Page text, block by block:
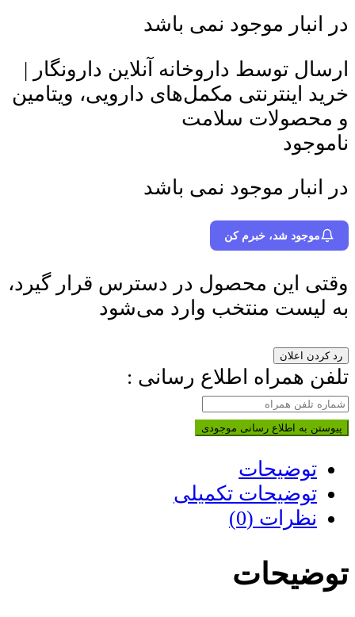
در انبار موجود نمی باشد
ارسال توسط داروخانه آنلاین دارونگار |
خرید اینترنتی مکمل‌های دارویی، ویتامین
و محصولات سلامت
ناموجود
در انبار موجود نمی باشد
موجود شد، خبرم کن
وقتی این محصول در دسترس قرار گیرد،
به لیست منتخب وارد می‌شود
رد کردن اعلان
تلفن همراه اطلاع رسانی :
پیوستن به اطلاع رسانی موجودی
توضیحات
توضیحات تکمیلی
نظرات (0)
توضیحات